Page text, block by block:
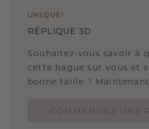
UNIQUE !
RÉPLIQUE 3D
Souhaitez-vous savoir à
cette bague sur vous et
bonne taille ?